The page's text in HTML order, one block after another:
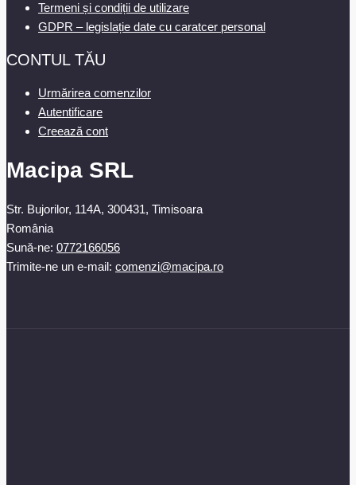
Termeni și condiții de utilizare
GDPR – legislație date cu caratcer personal
CONTUL TĂU
Urmărirea comenzilor
Autentificare
Creează cont
Macipa SRL
Str. Bujorilor, 114A, 300431, Timisoara
România
Sună-ne: 0772166056
Trimite-ne un e-mail: comenzi@macipa.ro